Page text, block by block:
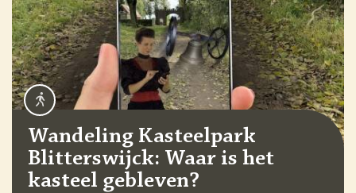
Wandeling Kasteelpark
Blitterswijck: Waar is het
kasteel gebleven?